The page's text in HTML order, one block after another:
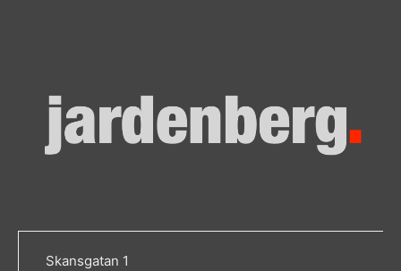
Skansgatan 1